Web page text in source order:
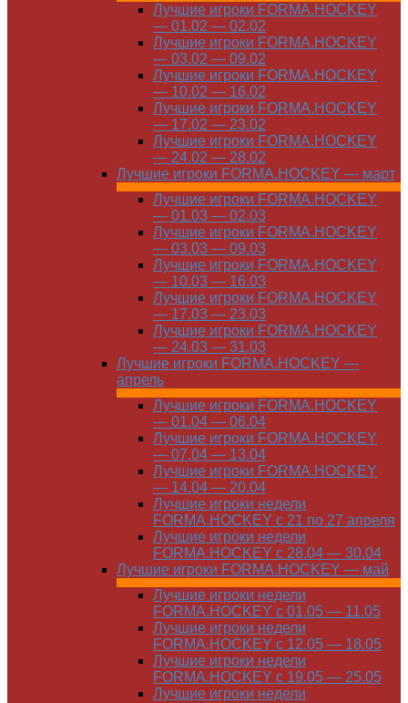
Лучшие игроки FORMA.HOCKEY
— 01.02 — 02.02
Лучшие игроки FORMA.HOCKEY
— 03.02 — 09.02
Лучшие игроки FORMA.HOCKEY
— 10.02 — 16.02
Лучшие игроки FORMA.HOCKEY
— 17.02 — 23.02
Лучшие игроки FORMA.HOCKEY
— 24.02 — 28.02
Лучшие игроки FORMA.HOCKEY — март
Лучшие игроки FORMA.HOCKEY
— 01.03 — 02.03
Лучшие игроки FORMA.HOCKEY
— 03.03 — 09.03
Лучшие игроки FORMA.HOCKEY
— 10.03 — 16.03
Лучшие игроки FORMA.HOCKEY
— 17.03 — 23.03
Лучшие игроки FORMA.HOCKEY
— 24.03 — 31.03
Лучшие игроки FORMA.HOCKEY —
апрель
Лучшие игроки FORMA.HOCKEY
— 01.04 — 06.04
Лучшие игроки FORMA.HOCKEY
— 07.04 — 13.04
Лучшие игроки FORMA.HOCKEY
— 14.04 — 20.04
Лучшие игроки недели
FORMA.HOCKEY с 21 по 27 апреля
Лучшие игроки недели
FORMA.HOCKEY с 28.04 — 30.04
Лучшие игроки FORMA.HOCKEY — май
Лучшие игроки недели
FORMA.HOCKEY с 01.05 — 11.05
Лучшие игроки недели
FORMA.HOCKEY с 12.05 — 18.05
Лучшие игроки недели
FORMA.HOCKEY с 19.05 — 25.05
Лучшие игроки недели